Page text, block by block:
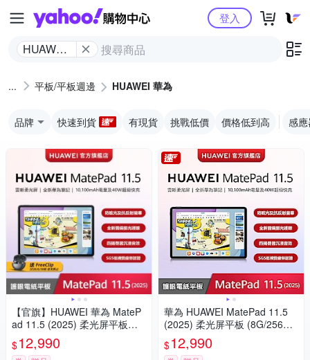
Yahoo購物中心
HUAWEI
登入
平板/平板週邊 HUAWEI 華為
品牌 快速到貨 有現貨 挑戰低價 價格低到高 感
【官旗】HUAWEI 華為 MateP
ad 11.5 (2025) 柔光屏平板電
腦 (8G/256G)
$12,990
華為 HUAWEI MatePad 11.5
(2025) 柔光屏平板 (8G/256G)-
深空灰(限時)
$12,990